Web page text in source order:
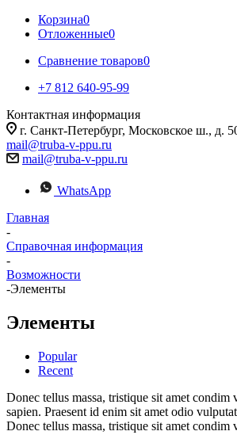
Корзина0
Отложенные0
Сравнение товаров0
+7 812 640-95-99
Контактная информация
г. Санкт-Петербург,
mail@truba-v-ppu.ru
mail@truba-v-ppu.ru
WhatsApp
Главная
-
Справочная информация
-
Возможности
-Элементы
Элементы
Popular
Recent
Donec tellus massa, tristique sit amet condim
sapien. Praesent id enim sit amet odio
Donec tellus massa, tristique sit amet condim